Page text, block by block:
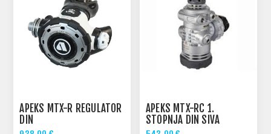
APEKS MTX-R REGULATOR
DIN
APEKS MTX-RC 1.
STOPNJA DIN SIVA